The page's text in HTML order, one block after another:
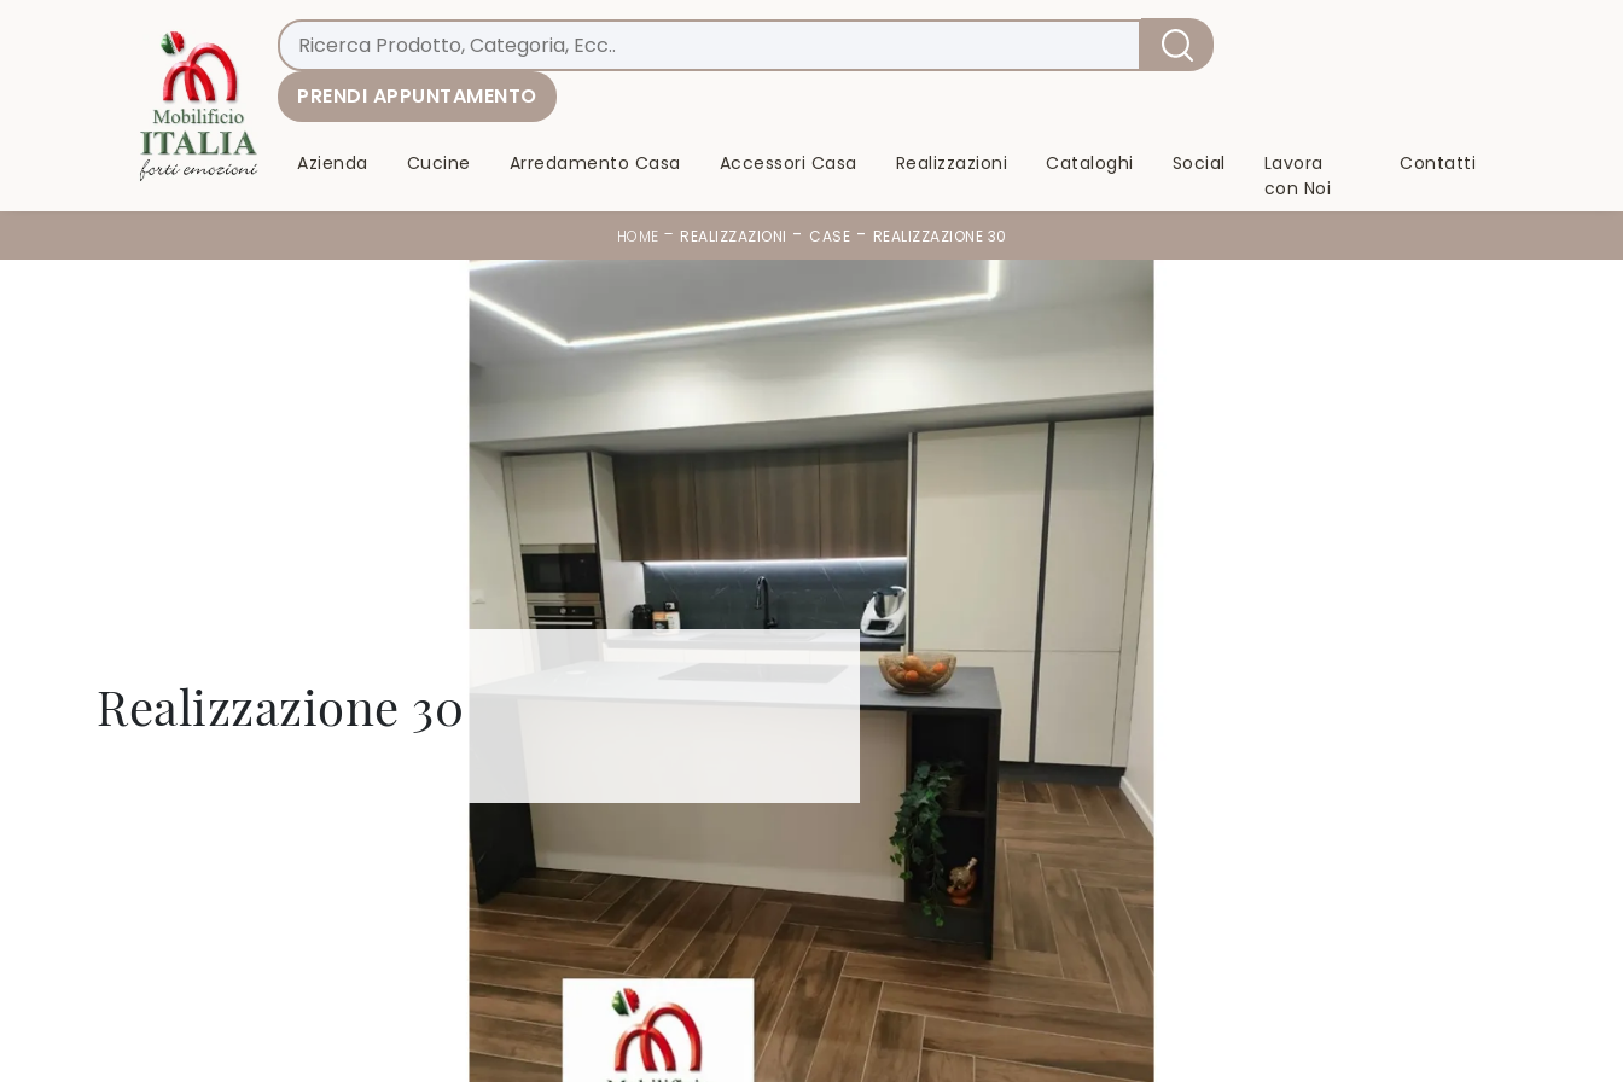
PRENDI APPUNTAMENTO
Azienda Cucine Arredamento Casa Accessori Casa Realizzazioni Cataloghi Social
Lavora
con Noi
Contatti
HOME - REALIZZAZIONI - CASE - REALIZZAZIONE 30
Realizzazione 30